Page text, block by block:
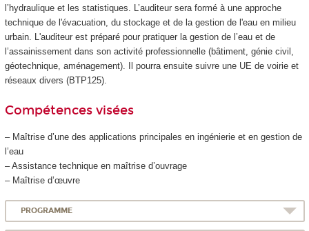
l’hydraulique et les statistiques. L’auditeur sera formé à une approche
technique de l'évacuation, du stockage et de la gestion de l'eau en milieu
urbain. L'auditeur est préparé pour pratiquer la gestion de l’eau et de
l’assainissement dans son activité professionnelle (bâtiment, génie civil,
géotechnique, aménagement). Il pourra ensuite suivre une UE de voirie et
réseaux divers (BTP125).
Compétences visées
– Maîtrise d’une des applications principales en ingénierie et en gestion de
l’eau
– Assistance technique en maîtrise d’ouvrage
– Maîtrise d’œuvre
PROGRAMME